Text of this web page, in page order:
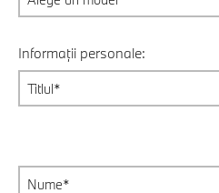
Informații personale: